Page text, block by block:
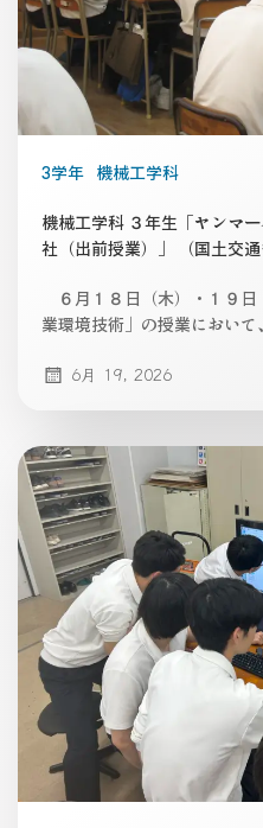
3学年 機械工学科
機械工学科 ３年生「ヤンマ
社（出前授業）」 （国土交
６月１８日（木）・１９
業環境技術」の授業におい
6月 19, 2026